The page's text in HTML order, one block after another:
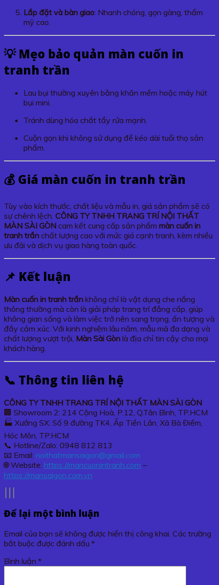
Lắp đặt và bàn giao: Nhanh chóng, gọn gàng, thẩm
mỹ cao.
💡 Mẹo bảo quản màn cuốn in
tranh trần
Lau bụi thường xuyên bằng khăn mềm hoặc máy hút
bụi mini.
Tránh dùng hóa chất tẩy rửa mạnh.
Cuộn gọn khi không sử dụng để kéo dài tuổi thọ sản
phẩm.
💰 Giá màn cuốn in tranh trần
Tùy vào kích thước, chất liệu và mẫu in, giá sản phẩm sẽ có
sự chênh lệch. CÔNG TY TNHH TRANG TRÍ NỘI THẤT
MÀN SÀI GÒN cam kết cung cấp sản phẩm màn cuốn in
tranh trần chất lượng cao với mức giá cạnh tranh, kèm nhiều
ưu đãi và dịch vụ giao hàng toàn quốc.
📌 Kết luận
Màn cuốn in tranh trần không chỉ là vật dụng che nắng
thông thường mà còn là giải pháp trang trí đẳng cấp, giúp
không gian sống và làm việc trở nên sang trọng, ấn tượng và
đầy cảm xúc. Với kinh nghiệm lâu năm, mẫu mã đa dạng và
chất lượng vượt trội, Màn Sài Gòn là địa chỉ tin cậy cho mọi
khách hàng.
📞 Thông tin liên hệ
CÔNG TY TNHH TRANG TRÍ NỘI THẤT MÀN SÀI GÒN
🏢 Showroom 2: 214 Cộng Hoà, P.12, Q.Tân Bình, TP.HCM
🏭 Xưởng SX: Số 9 đường TK4, Ấp Tiền Lân, Xã Bà Điểm,
Hóc Môn, TP.HCM
📞 Hotline/Zalo: 0948 812 813
📧 Email: noithatmansaigon@gmail.com
🌐 Website: https://mancuonintranh.com –
https://mansaigon.com.vn
Để lại một bình luận
Email của bạn sẽ không được hiển thị công khai. Các trường
bắt buộc được đánh dấu *
Bình luận *